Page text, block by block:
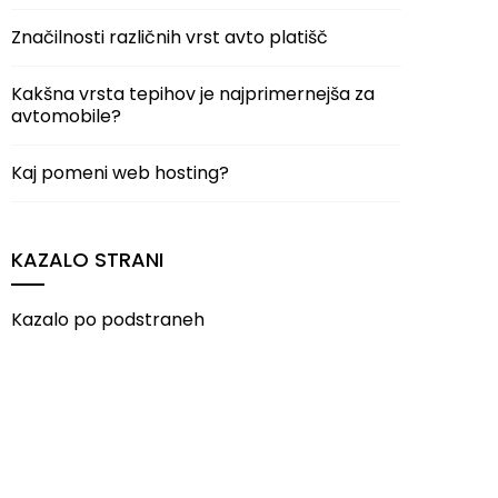
Značilnosti različnih vrst avto platišč
Kakšna vrsta tepihov je najprimernejša za
avtomobile?
Kaj pomeni web hosting?
KAZALO STRANI
Kazalo po podstraneh